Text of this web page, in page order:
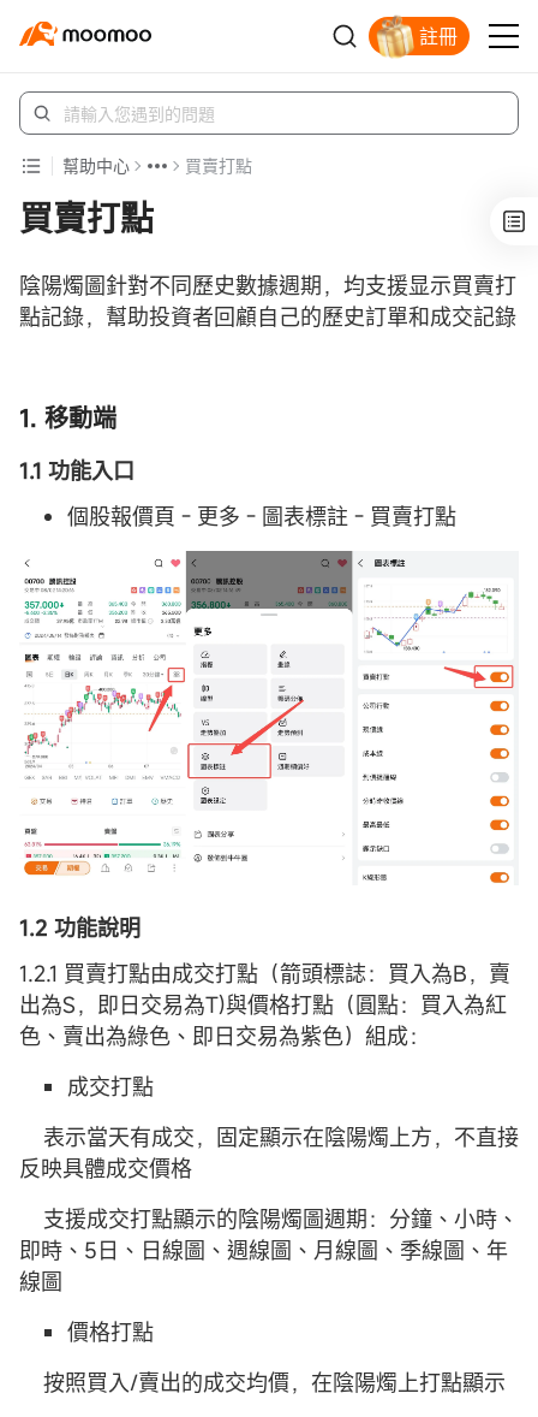
註冊
幫助中心 買賣打點
買賣打點
陰陽燭圖針對不同歷史數據週期，均支援显示買賣打
點記錄，幫助投資者回顧自己的歷史訂單和成交記錄
1. 移動端
1.1 功能入口
個股報價頁 - 更多 - 圖表標註 - 買賣打點
1.2 功能說明
1.2.1 買賣打點由成交打點（箭頭標誌：買入為B，賣
出為S，即日交易為T)與價格打點（圓點：買入為紅
色、賣出為綠色、即日交易為紫色）組成：
成交打點
表示當天有成交，固定顯示在陰陽燭上方，不直接
反映具體成交價格
支援成交打點顯示的陰陽燭圖週期：分鐘、小時、
即時、5日、日線圖、週線圖、月線圖、季線圖、年
線圖
價格打點
按照買入/賣出的成交均價，在陰陽燭上打點顯示